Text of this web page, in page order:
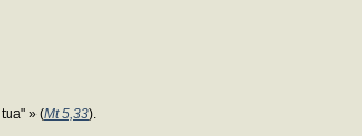
» (Mt 5,33).